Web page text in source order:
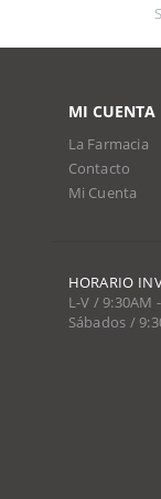
MI CUENTA
La Farmacia
Contacto
Mi Cuenta
HORARIO
L-V / 9:30AM
Sábados /